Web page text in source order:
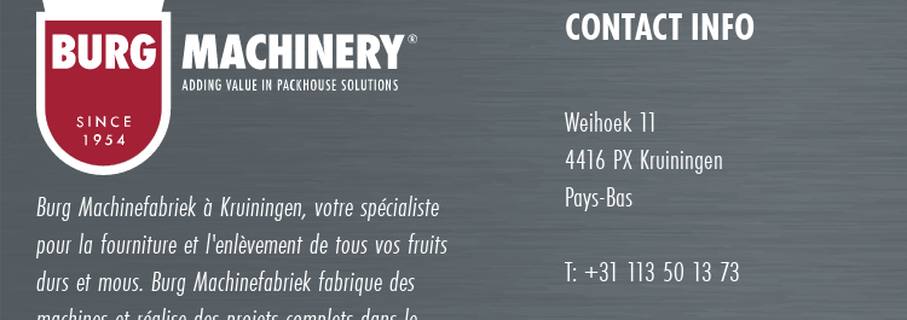
Burg Machinefabriek à Kruiningen, votre spécialiste
pour la fourniture et l'enlèvement de tous vos fruits
durs et mous. Burg Machinefabriek fabrique des
CONTACT INFO
Weihoek 11
4416 PX Kruiningen
Pays-Bas
T: +31 113 50 13 73